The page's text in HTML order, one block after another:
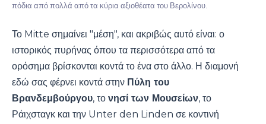
πόδια από πολλά από τα κύρια αξιοθέατα του Βερολίνου.
Το Mitte σημαίνει "μέση", και ακριβώς αυτό είναι: ο
ιστορικός πυρήνας όπου τα περισσότερα από τα
ορόσημα βρίσκονται κοντά το ένα στο άλλο. Η διαμονή
εδώ σας φέρνει κοντά στην Πύλη του
Βρανδεμβούργου, το νησί των Μουσείων, το
Ράιχσταγκ και την Unter den Linden σε κοντινή